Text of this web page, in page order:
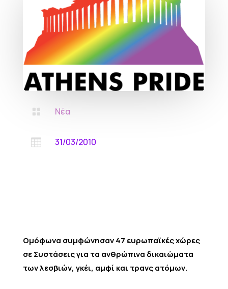
 Νέα
 31/03/2010
Ομόφωνα συμφώνησαν 47 ευρωπαϊκές χώρες
σε Συστάσεις για τα ανθρώπινα δικαιώματα
των λεσβιών, γκέι, αμφί και τρανς ατόμων.